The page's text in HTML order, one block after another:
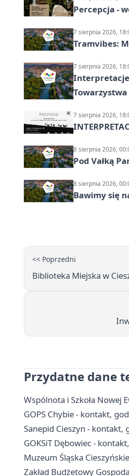
Percepcja -
7 sierpnia 2026,
Tramvibes:
7 sierpnia 2026,
Interpretacje
7 sierpnia 2026,
8 sierpnia 2026,
Pod Vałką
8 sierpnia 2026,
Bawimy się
<< Poprzedni
Biblioteka Miejska w
Przydatne dane
Wspólnota i Szkoła Nowej
GOPS Chybie - kontakt,
Sanepid Cieszyn - kontakt,
GOKSiT Dębowiec -
Muzeum Śląska
Zakład Budżetowy